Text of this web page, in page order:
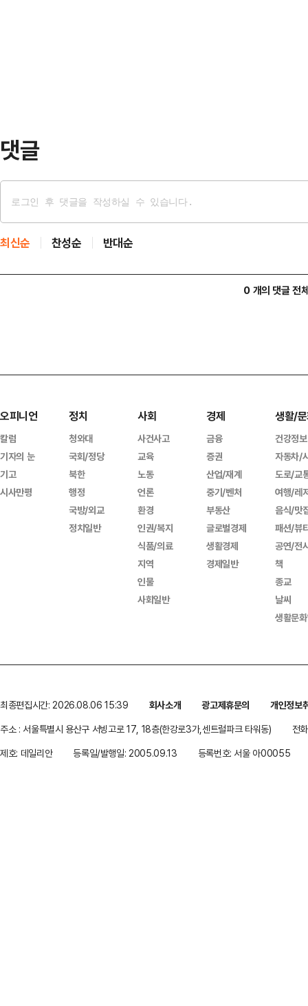
댓글
최신순 찬성순 반대순
0 개의 댓글 전
오피니언
칼럼
기자의 눈
기고
시사만평
정치
청와대
국회/정당
북한
행정
국방/외교
정치일반
사회
사건사고
교육
노동
언론
환경
인권/복지
식품/의료
지역
인물
사회일반
경제
금융
증권
산업/재계
중기/벤처
부동산
글로벌경제
생활경제
경제일반
생활/
건강정보
자동차/
도로/교
여행/레
음식/맛
패션/뷰
공연/전
책
종교
날씨
생활문
최종편집시간: 2026.08.06 15:39 회사소개 광고제휴문의
개인정보
주소 : 서울특별시 용산구 서빙고로 17, 18층(한강로3가,센트럴파크 타워동)
전
제호: 데일리안
등록일/발행일: 2005.09.13 등록번호: 서울 아00055